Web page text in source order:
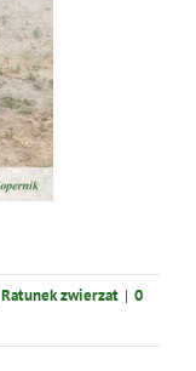
Ratunek zwierzat | 0